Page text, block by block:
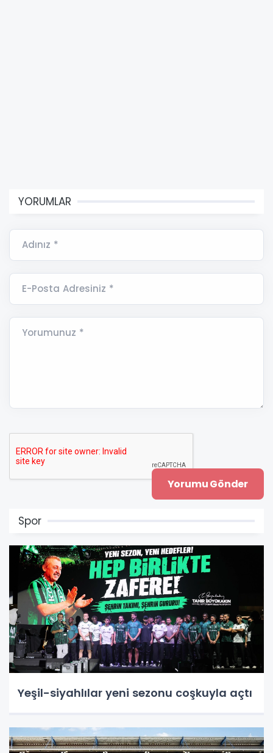
YORUMLAR
Adınız *
E-Posta Adresiniz *
Yorumunuz *
Spor
Yeşil-siyahlılar yeni sezonu coşkuyla açtı